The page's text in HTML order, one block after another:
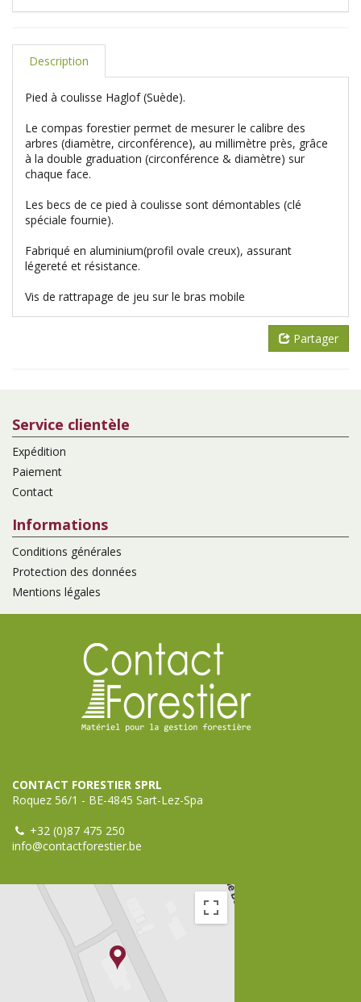
Description
Pied à coulisse Haglof (Suède).
Le compas forestier permet de mesurer le calibre des
arbres (diamètre, circonférence), au millimètre près, grâce
à la double graduation (circonférence & diamètre) sur
chaque face.
Les becs de ce pied à coulisse sont démontables (clé
spéciale fournie).
Fabriqué en aluminium(profil ovale creux), assurant
légereté et résistance.
Vis de rattrapage de jeu sur le bras mobile
Partager
Service clientèle
Expédition
Paiement
Contact
Informations
Conditions générales
Protection des données
Mentions légales
CONTACT FORESTIER SPRL
Roquez 56/1 - BE-4845 Sart-Lez-Spa
+32 (0)87 475 250
info@contactforestier.be